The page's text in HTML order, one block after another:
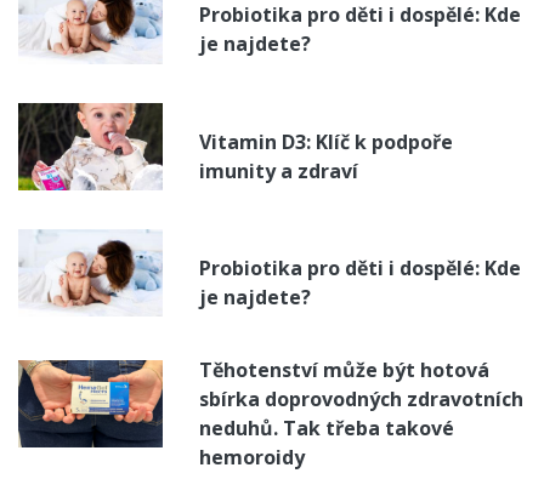
Probiotika pro děti i dospělé: Kde
je najdete?
Vitamin D3: Klíč k podpoře
imunity a zdraví
Probiotika pro děti i dospělé: Kde
je najdete?
Těhotenství může být hotová
sbírka doprovodných zdravotních
neduhů. Tak třeba takové
hemoroidy